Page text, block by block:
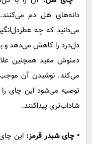
دانه‌های هل دم
می‌دانید که چه
دل‌درد را کاهش می‌دهد و
دمنوش مفید همچنین
می‌کند. نوشیدن آن
توصیه می‌شود این چای را
شاداب‌تری پیداکنند.
• چای شبدر قرمز: این